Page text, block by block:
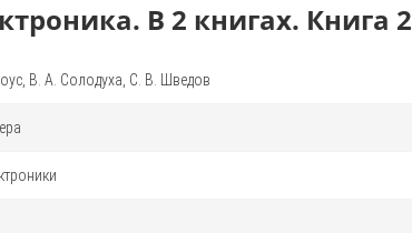
В 2 книгах. Книга 2
В. А. Солодуха, С. В. Шведов